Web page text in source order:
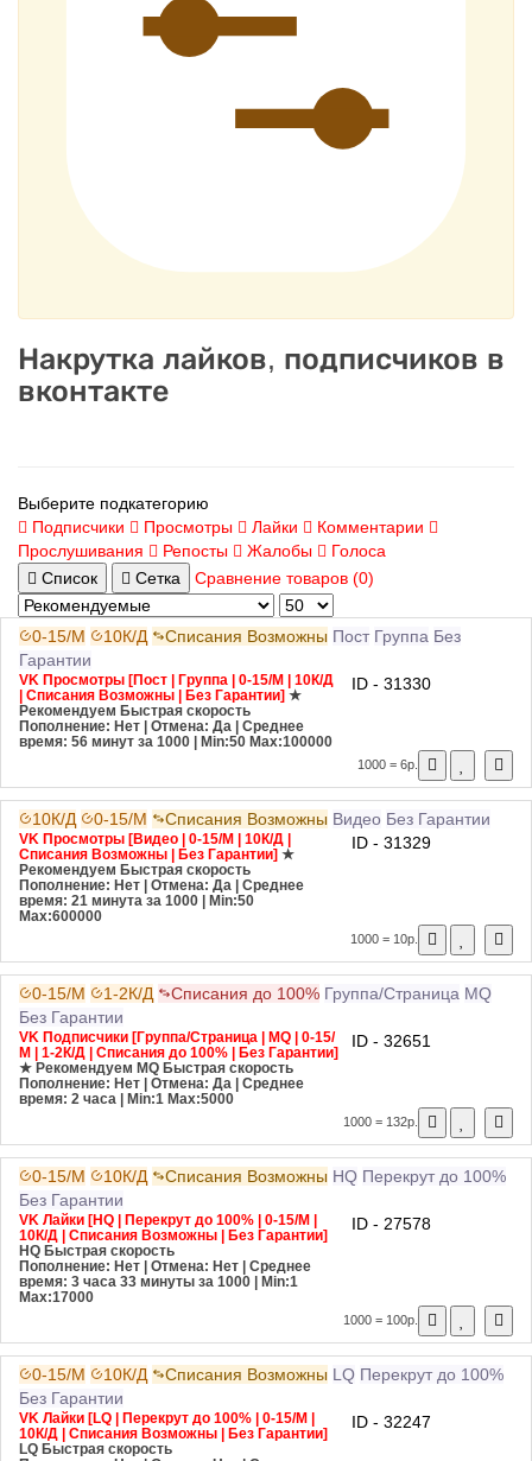
Накрутка лайков, подписчиков в
вконтакте
Выберите подкатегорию
Подписчики
Просмотры Лайки
Комментарии
Прослушивания
Репосты Жалобы
Голоса
Список
Сетка Сравнение товаров (0)
0-15/М 10К/Д Списания Возможны Пост Группа Без
Гарантии
VK Просмотры [Пост | Группа | 0-15/М | 10К/Д
| Списания Возможны | Без Гарантии] ★
Рекомендуем Быстрая скорость
Пополнение: Нет | Отмена: Да | Среднее
время: 56 минут за 1000
| Min:50 Max:100000
ID - 31330
1000 = 6р.
10К/Д 0-15/М Списания Возможны Видео Без Гарантии
VK Просмотры [Видео | 0-15/М | 10К/Д |
Списания Возможны | Без Гарантии] ★
Рекомендуем Быстрая скорость
Пополнение: Нет | Отмена: Да | Среднее
время: 21 минута за 1000
| Min:50
Max:600000
ID - 31329
1000 = 10р.
0-15/М 1-2К/Д Списания до 100% Группа/Страница MQ
Без Гарантии
VK Подписчики [Группа/Страница | MQ | 0-15/
М | 1-2К/Д | Списания до 100% | Без Гарантии]
★ Рекомендуем MQ Быстрая скорость
Пополнение: Нет | Отмена: Да | Среднее
время: 2 часа
| Min:1 Max:5000
ID - 32651
1000 = 132р.
0-15/М 10К/Д Списания Возможны HQ Перекрут до 100%
Без Гарантии
VK Лайки [HQ | Перекрут до 100% | 0-15/М |
10К/Д | Списания Возможны | Без Гарантии]
HQ Быстрая скорость
Пополнение: Нет | Отмена: Нет | Среднее
время: 3 часа 33 минуты за 1000
| Min:1
Max:17000
ID - 27578
1000 = 100р.
0-15/М 10К/Д Списания Возможны LQ Перекрут до 100%
Без Гарантии
VK Лайки [LQ | Перекрут до 100% | 0-15/М |
10К/Д | Списания Возможны | Без Гарантии]
LQ Быстрая скорость
ID - 32247